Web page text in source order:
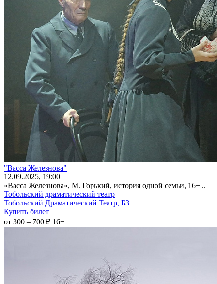
"Васса Железнова"
12.09.2025, 19:00
«Васса Железнова», М. Горький, история одной семьи, 16+...
Тобольский драматический театр
Тобольский Драматический Театр, БЗ
Купить билет
от 300 – 700 ₽ 16+